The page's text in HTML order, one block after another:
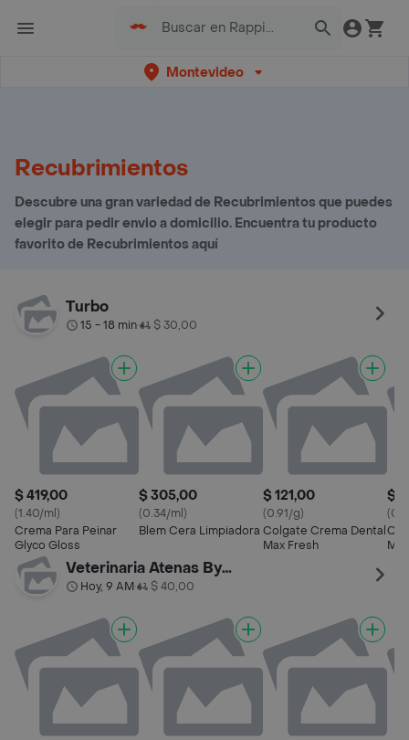
Montevideo
Recubrimientos
Descubre una gran variedad de Recubrimientos que puedes
elegir para pedir envio a domicilio. Encuentra tu producto
favorito de Recubrimientos aquí
Turbo
15 - 18 min• $ 30,00
$ 419,00
(1.40/ml)
Crema Para Peinar
Glyco Gloss
$ 305,00
(0.34/ml)
Blem Cera Limpiadora
$ 121,00
(0.91/g)
Colgate Crema Dental
Max Fresh
$
Veterinaria Atenas By Palermo
Hoy, 9 AM• $ 40,00